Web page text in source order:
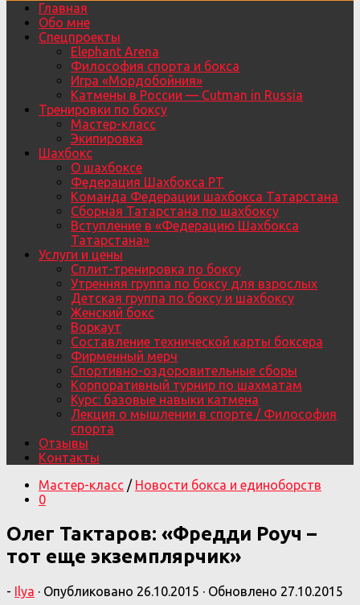
Главная
Обо мне
Спецпроекты
Elephant Arena
Философия спорта и бокса
Игра «Мордобойния»
Катмены в России — Cutman in Russia
Тренировки по боксу
Мастер-класс
Экипировка
Шахбокс
О шахбоксе
Федерация Шахбокса РТ
Команда Федерации шахбокса Татарстана
Сборная Татарстана по шахбоксу
Вступление в «Федерацию Шахбокса
Татарстана»
Услуги и цены
Сплит-тренировка по боксу
Утренняя группа по боксу для взрослых
Детская группа по боксу и шахбоксу
Женский бокс
Воркаут
Составление технической карты боксера
Фирменный мерч
Спортивно-оздоровительные сборы
Корпоративный турнир по шахматам
Курс: базовые навыки катмена
Лекция о мышлении в спорте / Философия
спорта
Отзывы
Контакты
Мастер-класс / Новости бокса и единоборств
0
Олег Тактаров: «Фредди Роуч –
тот еще экземплярчик»
- Ilya · Опубликовано 26.10.2015 · Обновлено 27.10.2015